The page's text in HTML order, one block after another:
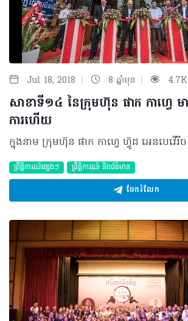
Jul 18, 2018 | 8 ឆ្នាំមុន |
សាខាទី១៤ នៃក្រុមហ៊ុន ផាក កាហ្វេ មាន
ការហើយ
ព្រឹត្តិការណ៍ផ្សេងៗ ព្រឹត្តិការណ៍ និងព័ត៌មាន
ចែករំលែក